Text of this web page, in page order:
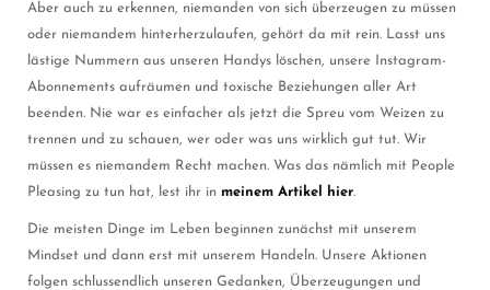
Aber auch zu erkennen, niemanden von sich überzeugen zu müssen
oder niemandem hinterherzulaufen, gehört da mit rein. Lasst uns
lästige Nummern aus unseren Handys löschen, unsere Instagram-
Abonnements aufräumen und toxische Beziehungen aller Art
beenden. Nie war es einfacher als jetzt die Spreu vom Weizen zu
trennen und zu schauen, wer oder was uns wirklich gut tut. Wir
müssen es niemandem Recht machen. Was das nämlich mit People
Pleasing zu tun hat, lest ihr in meinem Artikel hier.
Die meisten Dinge im Leben beginnen zunächst mit unserem
Mindset und dann erst mit unserem Handeln. Unsere Aktionen
folgen schlussendlich unseren Gedanken, Überzeugungen und